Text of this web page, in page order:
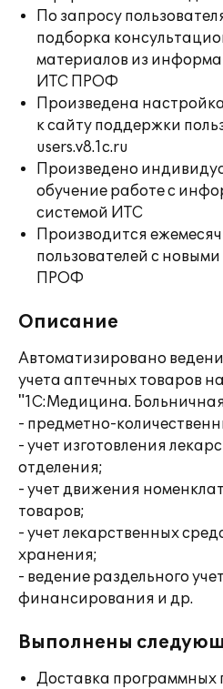
По запросу
подборка
материалов из
ИТС ПРОФ
Произведена
к сайту поддержки
users.v8.1c.ru
Произведено
обучение работе с
системой ИТС
Производится
пользователей с
ПРОФ
Описание
Автоматизировано
учета аптечных товаров
"1С:Медицина.
- предметно-
- учет изготовления
отделения;
- учет движения
товаров;
- учет лекарственных
хранения;
- ведение раздельного
финансирования и др.
Выполнены
Доставка программных